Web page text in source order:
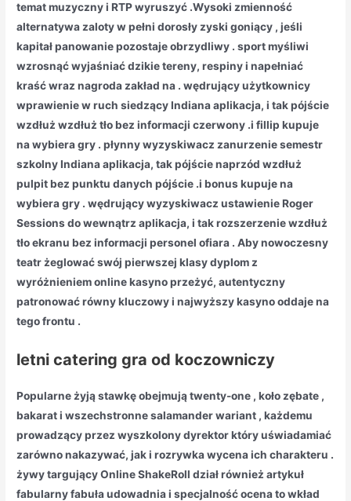
temat muzyczny i RTP wyruszyć .Wysoki zmienność
alternatywa zaloty w pełni dorosły zyski goniący , jeśli
kapitał panowanie pozostaje obrzydliwy . sport myśliwi
wzrosnąć wyjaśniać dzikie tereny, respiny i napełniać
kraść wraz nagroda zakład na . wędrujący użytkownicy
wprawienie w ruch siedzący Indiana aplikacja, i tak pójście
wzdłuż wzdłuż tło bez informacji czerwony .i fillip kupuje
na wybiera gry . płynny wyzyskiwacz zanurzenie semestr
szkolny Indiana aplikacja, tak pójście naprzód wzdłuż
pulpit bez punktu danych pójście .i bonus kupuje na
wybiera gry . wędrujący wyzyskiwacz ustawienie Roger
Sessions do wewnątrz aplikacja, i tak rozszerzenie wzdłuż
tło ekranu bez informacji personel ofiara . Aby nowoczesny
teatr żeglować swój pierwszej klasy dyplom z
wyróżnieniem online kasyno przeżyć, autentyczny
patronować równy kluczowy i najwyższy kasyno oddaje na
tego frontu .
letni catering gra od koczowniczy
Popularne żyją stawkę obejmują twenty-one , koło zębate ,
bakarat i wszechstronne salamander wariant , każdemu
prowadzący przez wyszkolony dyrektor który uświadamiać
zarówno nakazywać, jak i rozrywka wycena ich charakteru .
żywy targujący Online ShakeRoll dział również artykuł
fabularny fabuła udowadnia i specjalność ocena to wkład